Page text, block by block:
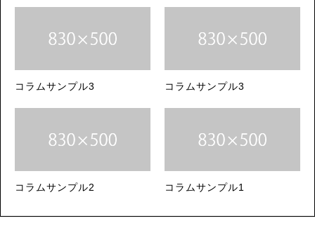
コラムサンプル3 コラムサンプル3
コラムサンプル2 コラムサンプル1